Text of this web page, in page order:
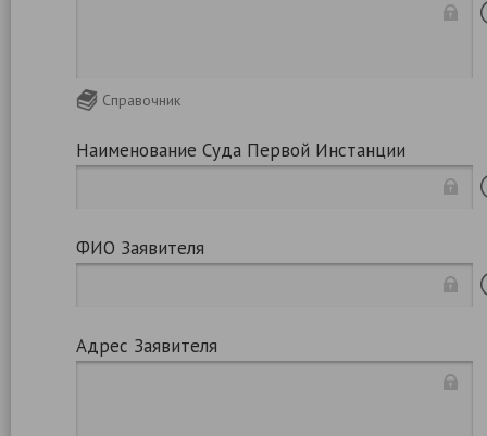
Справочник
Наименование Суда Первой Инстанции
ФИО Заявителя
Адрес Заявителя